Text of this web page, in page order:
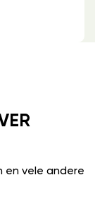
en vele andere